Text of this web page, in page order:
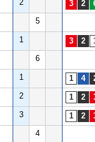
2
5
1
6
1
2
3
4